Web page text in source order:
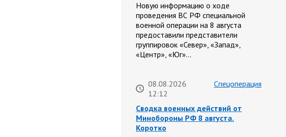
Новую информацию о ходе
проведения ВС РФ специальной
военной операции на 8 августа
предоставили представители
группировок «Север», «Запад»,
«Центр», «Юг»…
08.08.2026
12:12
Спецоперация
Сводка военных действий от
Минобороны РФ 8 августа.
Коротко